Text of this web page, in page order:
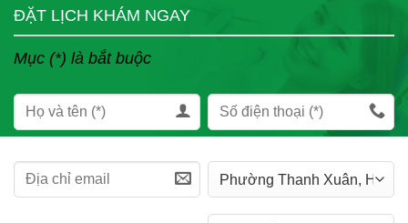
ĐẶT LỊCH KHÁM NGAY
Mục (*) là bắt buộc